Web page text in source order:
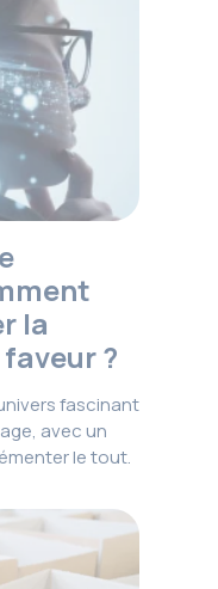
la
?
fascinant
avec un
le tout.